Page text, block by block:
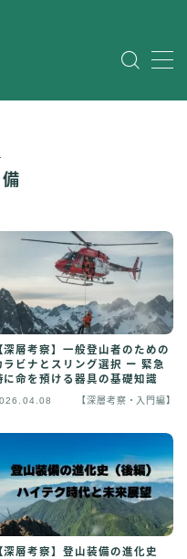
深層考察】一般登山者のための
ラビナとスリング選択 ー 緊急
に命を預ける器具の基礎知識
【深層考察・入門編】
深層考察】登山装備の進化史